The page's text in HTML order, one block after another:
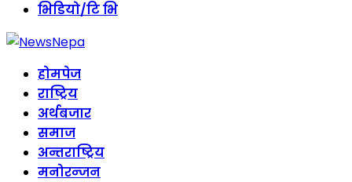
भिडियो/टि भि
होमपेज
राष्ट्रिय
अर्थबजार
समाज
अन्तराष्ट्रिय
मनोरन्जन